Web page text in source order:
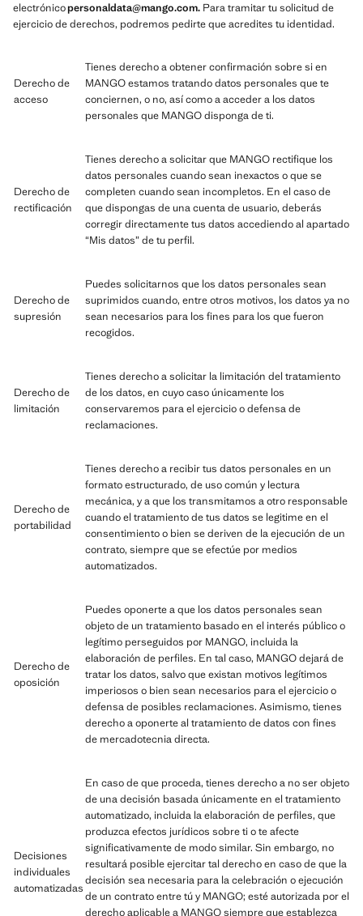
electrónicopersonaldata@mango.com. Para tramitar tu solicitud de
ejercicio de derechos, podremos pedirte que acredites tu identidad.
Derecho de
acceso
Tienes derecho a obtener confirmación sobre si en
MANGO estamos tratando datos personales que te
conciernen, o no, así como a acceder a los datos
personales que MANGO disponga de ti.
Derecho de
rectificación
Tienes derecho a solicitar que MANGO rectifique los
datos personales cuando sean inexactos o que se
completen cuando sean incompletos. En el caso de
que dispongas de una cuenta de usuario, deberás
corregir directamente tus datos accediendo al apartado
“Mis datos” de tu perfil.
Derecho de
supresión
Puedes solicitarnos que los datos personales sean
suprimidos cuando, entre otros motivos, los datos ya no
sean necesarios para los fines para los que fueron
recogidos.
Derecho de
limitación
Tienes derecho a solicitar la limitación del tratamiento
de los datos, en cuyo caso únicamente los
conservaremos para el ejercicio o defensa de
reclamaciones.
Derecho de
portabilidad
Tienes derecho a recibir tus datos personales en un
formato estructurado, de uso común y lectura
mecánica, y a que los transmitamos a otro responsable
cuando el tratamiento de tus datos se legitime en el
consentimiento o bien se deriven de la ejecución de un
contrato, siempre que se efectúe por medios
automatizados.
Derecho de
oposición
Puedes oponerte a que los datos personales sean
objeto de un tratamiento basado en el interés público o
legítimo perseguidos por MANGO, incluida la
elaboración de perfiles. En tal caso, MANGO dejará de
tratar los datos, salvo que existan motivos legítimos
imperiosos o bien sean necesarios para el ejercicio o
defensa de posibles reclamaciones. Asimismo, tienes
derecho a oponerte al tratamiento de datos con fines
de mercadotecnia directa.
Decisiones
individuales
automatizadas
En caso de que proceda, tienes derecho a no ser objeto
de una decisión basada únicamente en el tratamiento
automatizado, incluida la elaboración de perfiles, que
produzca efectos jurídicos sobre ti o te afecte
significativamente de modo similar. Sin embargo, no
resultará posible ejercitar tal derecho en caso de que la
decisión sea necesaria para la celebración o ejecución
de un contrato entre tú y MANGO; esté autorizada por el
derecho aplicable a MANGO siempre que establezca